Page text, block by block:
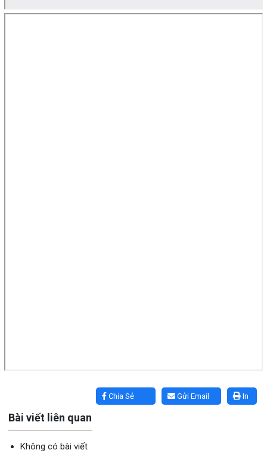
In
Gửi Email
Chia Sẻ
Bài viết liên quan
Không có bài viết